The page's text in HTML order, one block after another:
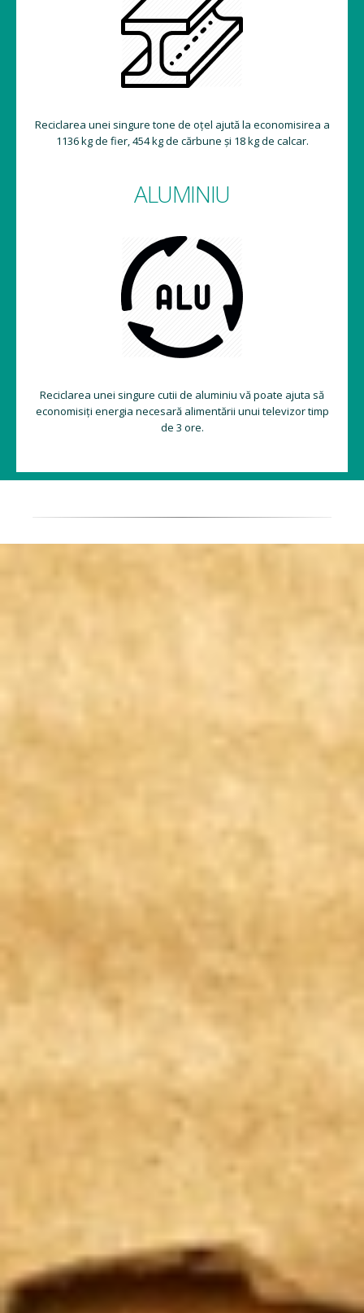
Reciclarea unei singure tone de oțel ajută la economisirea a
1136 kg de fier, 454 kg de cărbune și 18 kg de calcar.
ALUMINIU
Reciclarea unei singure cutii de aluminiu vă poate ajuta să
economisiți energia necesară alimentării unui televizor timp
de 3 ore.